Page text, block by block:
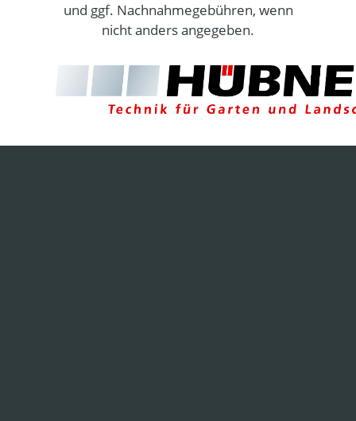
und ggf. Nachnahmegebühren, wenn
nicht anders angegeben.